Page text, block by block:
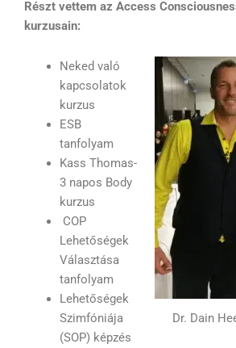
Részt vettem az Access
kurzusain:
Dr. Dain
Neked való
kapcsolatok
kurzus
ESB
tanfolyam
Kass Thomas-
3 napos Body
kurzus
COP
Lehetőségek
Választása
tanfolyam
Lehetőségek
Szimfóniája
(SOP) képzés